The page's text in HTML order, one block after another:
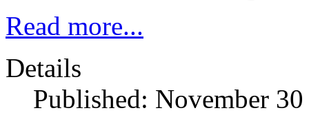
Read more...
Details
Published: November